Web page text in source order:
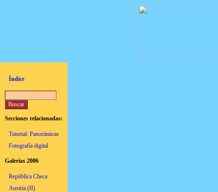
Índice
Secciones relacionadas:
Tutorial: Panorámicas
Fotografía digital
Galerías 2006
República Checa
Austria (II)